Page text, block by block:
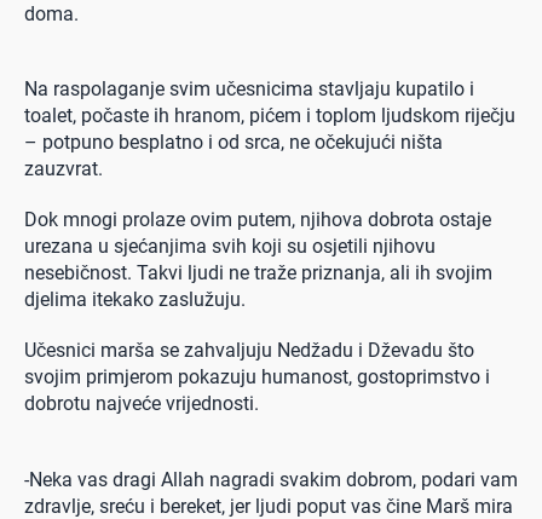
doma.
Na raspolaganje svim učesnicima stavljaju kupatilo i
toalet, počaste ih hranom, pićem i toplom ljudskom riječju
– potpuno besplatno i od srca, ne očekujući ništa
zauzvrat.
Dok mnogi prolaze ovim putem, njihova dobrota ostaje
urezana u sjećanjima svih koji su osjetili njihovu
nesebičnost. Takvi ljudi ne traže priznanja, ali ih svojim
djelima itekako zaslužuju.
Učesnici marša se zahvaljuju Nedžadu i Dževadu što
svojim primjerom pokazuju humanost, gostoprimstvo i
dobrotu najveće vrijednosti.
-Neka vas dragi Allah nagradi svakim dobrom, podari vam
zdravlje, sreću i bereket, jer ljudi poput vas čine Marš mira